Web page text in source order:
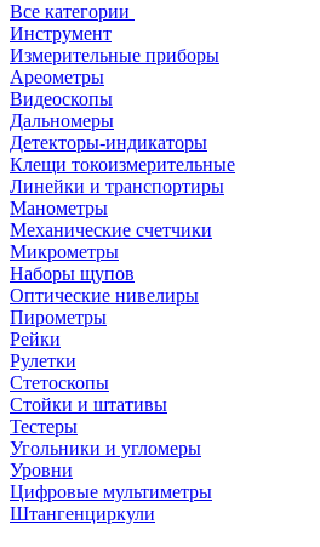
Все категории
Инструмент
Измерительные приборы
Ареометры
Видеоскопы
Дальномеры
Детекторы-индикаторы
Клещи токоизмерительные
Линейки и транспортиры
Манометры
Механические счетчики
Микрометры
Наборы щупов
Оптические нивелиры
Пирометры
Рейки
Рулетки
Стетоскопы
Стойки и штативы
Тестеры
Угольники и угломеры
Уровни
Цифровые мультиметры
Штангенциркули